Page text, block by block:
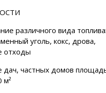
различного вида топлива:
уголь, кокс, дрова,
отходы
дач, частных домов
м²